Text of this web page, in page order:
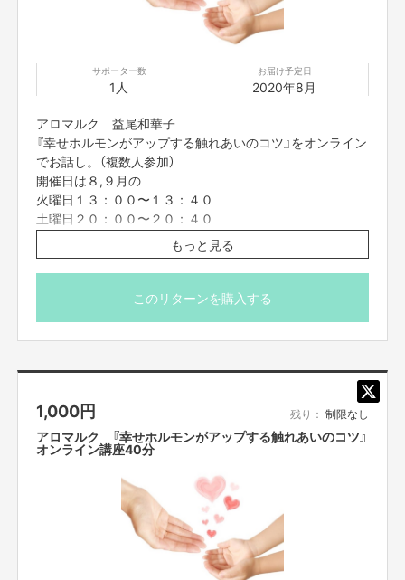
※回答者と面識はございません。
このアンケート結果から見えてきたのは
①からは「 もう少しサポートがあったら嬉しいな
す。
②からは、ママは日々の育児、家事にかなりの負担を感じていて、それを
サポートしてくれる
サービスや、一人になりゆっくりする時間が欲しい
③からは、ママは実は身近なパパからもらえると一番嬉しいみたいです。
やはり、身近な人に大変さをわかってもらいたいという気持ちの表れだと思
な意味を持つものになりそうです！
育児中は毎日がてんてこまいでわざわざ口に出してコミュニケーションが取
特に初めての育児にママもパパも何をどうしていいか、どう表現していいか
もわからず喧嘩になったり…
そんな経験ありませんか？
何故か不機嫌なママ、でも何をしていいかわからない、そして忙しいパパか
寄り添いたい気持ち、いつもありがとうの感謝の気持ちを贈れる
があったらいいと思いませんか？
サポーター数
1人
お届け予定日
2020年8月
アロマルク 益尾和華子
『幸せホルモンがアップする触れあいのコツ』をオンライン
でお話し。（複数人参加）
開催日は８,９月の
火曜日１３：００〜１３：４０
土曜日２０：００〜２０：４０
ご購入フォームの備考欄に第二ご希望日までのご記入をお
願いいたします。
後日メールにて日程調整のご案内を送らせていただきま
※zoom初心者の方も大歓迎。備考欄にご記入頂ければ使い
※購入後に日程が合わない等での返金対応は出来かねます
のでご理解いただきますようお願いいたします。
※本文のご支援にあたっての注意事項を必ずご一読くださ
もっと見る
このリターンを購入する
1,000円 残り： 制限なし
アロマルク 『幸せホルモンがアップする触れあいのコツ』
オンライン講座40分